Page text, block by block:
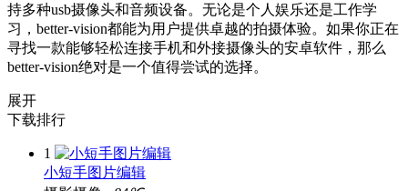
持多种usb摄像头和音频设备。无论是个人娱乐还是工作学
习，better-vision都能为用户提供卓越的拍摄体验。如果你正在
寻找一款能够轻松连接手机和外接摄像头的安卓软件，那么
better-vision绝对是一个值得尝试的选择。
展开
下载排行
1
小短手图片编辑